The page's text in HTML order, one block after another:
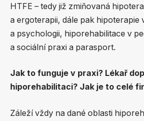
HTFE – tedy již zmiňovaná
a ergoterapii, dále pak hipoterapie
a psychologii, hiporehabilitace v
a sociální praxi a parasport.
Jak to funguje v praxi? Lékař
hiporehabilitaci? Jak je to celé
Záleží vždy na dané oblasti